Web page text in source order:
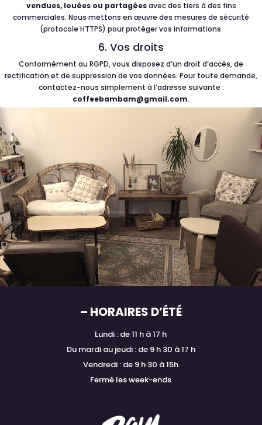
vendues, louées ou partagéesavec des tiers à des fins
commerciales. Nous mettons en œuvre des mesures de sécurité
(protocole HTTPS) pour protéger vos informations.
6. Vos droits
Conformément au RGPD, vous disposez d’un droit d’accès, de
rectification et de suppression de vos données. Pour toute demande,
contactez-nous simplement à l’adresse suivante :
coffeebambam@gmail.com.
– HORAIRES D’ÉTÉ
Lundi : de 11 h à 17 h
Du mardi au jeudi : de 9 h 30 à 17 h
Vendredi : de 9 h 30 à 15h
Fermé les week-ends